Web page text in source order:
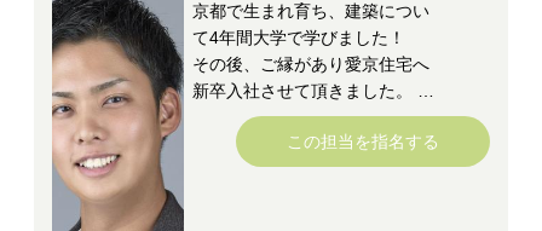
京都で生まれ育ち、建築につい
て4年間大学で学びました！
その後、ご縁があり愛京住宅へ
新卒入社させて頂きました。
昔から人と接する事が大好き
で、その方に合う洋服や映画な
この担当を指名する